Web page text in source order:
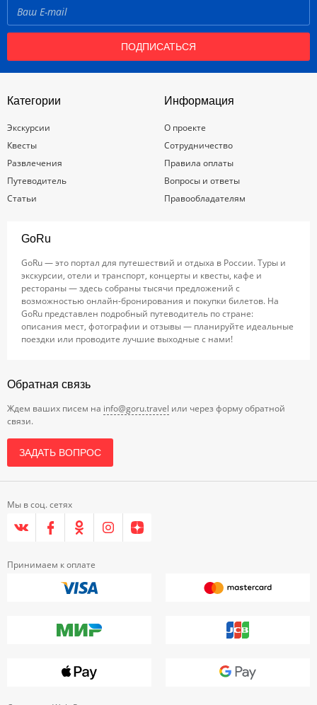
ПОДПИСАТЬСЯ
Категории
Экскурсии
Квесты
Развлечения
Путеводитель
Статьи
Информация
О проекте
Сотрудничество
Правила оплаты
Вопросы и ответы
Правообладателям
GoRu
GoRu — это портал для путешествий и отдыха в России. Туры и
экскурсии, отели и транспорт, концерты и квесты, кафе и
рестораны — здесь собраны тысячи предложений с
возможностью онлайн-бронирования и покупки билетов. На
GoRu представлен подробный путеводитель по стране:
описания мест, фотографии и отзывы — планируйте идеальные
поездки или проводите лучшие выходные с нами!
Обратная связь
Ждем ваших писем на info@goru.travel или через форму обратной
связи.
ЗАДАТЬ ВОПРОС
Мы в соц. сетях
Принимаем к оплате